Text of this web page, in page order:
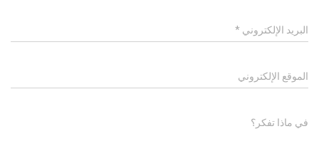
البريد الإلكتروني *
الموقع الإلكتروني
في ماذا تفكر؟